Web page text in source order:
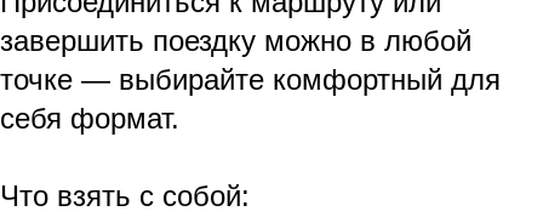
завершить поездку можно в любой
точке — выбирайте комфортный для
себя формат.
Что взять с собой: